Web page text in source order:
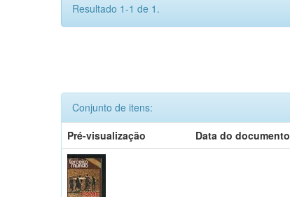
Resultado 1-1 de 1.
Conjunto de itens:
Pré-visualização
Data do documento